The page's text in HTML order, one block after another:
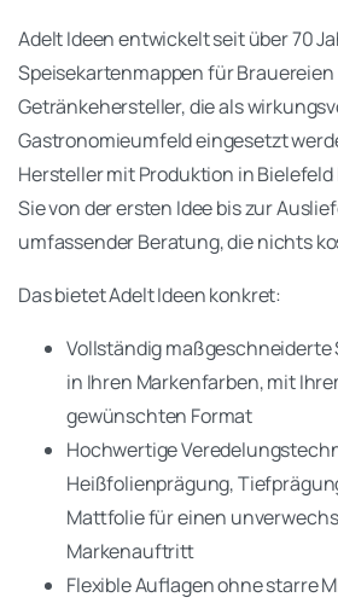
Adelt Ideen entwickelt seit über 70
Speisekartenmappen für
Getränkehersteller, die als
Gastronomieumfeld eingesetzt
Hersteller mit Produktion in
Sie von der ersten Idee bis zur
umfassender Beratung, die nichts
Das bietet Adelt Ideen konkret:
Vollständig
in Ihren Markenfarben, mit
gewünschten Format
Hochwertige
Heißfolienprägung,
Mattfolie für einen
Markenauftritt
Flexible Auflagen ohne starre